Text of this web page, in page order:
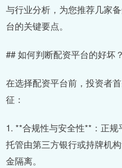
与行业分析，为您推荐几家
台的关键要点。
## 如何判断配资平台的好坏？
在选择配资平台前，投资者
征：
1. **合规性与安全性**：正
托管由第三方银行或持牌机
金隔离。